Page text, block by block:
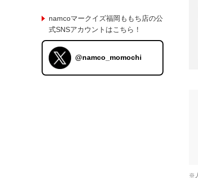
namcoマークイズ福岡ももち店の公
式SNSアカウントはこちら！
@namco_momochi